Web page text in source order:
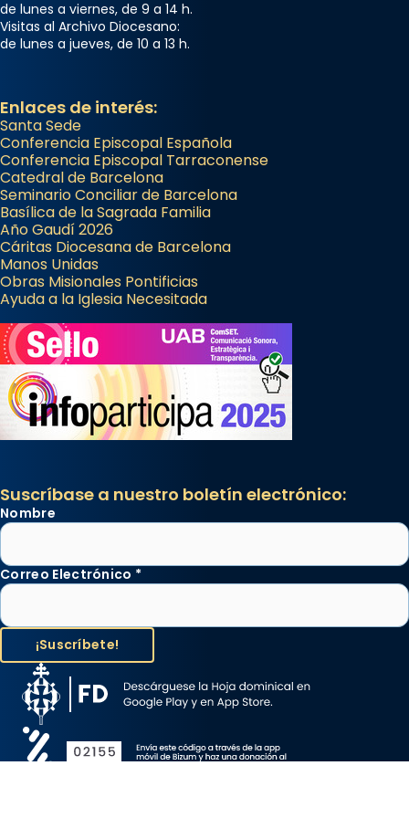
de lunes a viernes, de 9 a 14 h.
Visitas al Archivo Diocesano:
de lunes a jueves, de 10 a 13 h.
Enlaces de interés:
Santa Sede
Conferencia Episcopal Española
Conferencia Episcopal Tarraconense
Catedral de Barcelona
Seminario Conciliar de Barcelona
Basílica de la Sagrada Familia
Año Gaudí 2026
Cáritas Diocesana de Barcelona
Manos Unidas
Obras Misionales Pontificias
Ayuda a la Iglesia Necesitada
Suscríbase a nuestro boletín electrónico:
Nombre
Correo Electrónico *